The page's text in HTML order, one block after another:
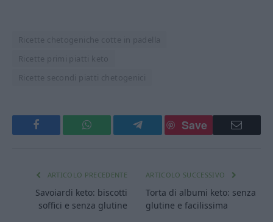
Ricette chetogeniche cotte in padella
Ricette primi piatti keto
Ricette secondi piatti chetogenici
Facebook WhatsApp Telegram
Save
Email
ARTICOLO PRECEDENTE
Savoiardi keto: biscotti
soffici e senza glutine
ARTICOLO SUCCESSIVO
Torta di albumi keto: senza
glutine e facilissima